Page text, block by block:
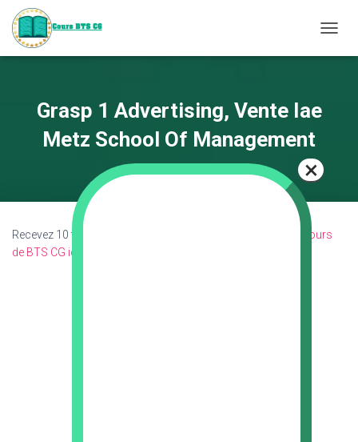
É
G
Grasp 1 Advertising, Vente Iae
Metz School Of Management
Recevez 10 fiches révision ci-dessous puis découvrez les
Cours
de BTS CG ici